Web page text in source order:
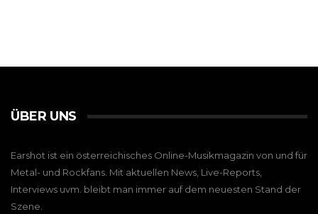
ÜBER UNS
Earshot ist ein österreichisches Online-Musikmagazin von und für
Metal- und Rockfans. Mit aktuellen News, Live-Reports,
Interviews uvm. bleibt man immer auf dem neuesten Stand der
Szene.